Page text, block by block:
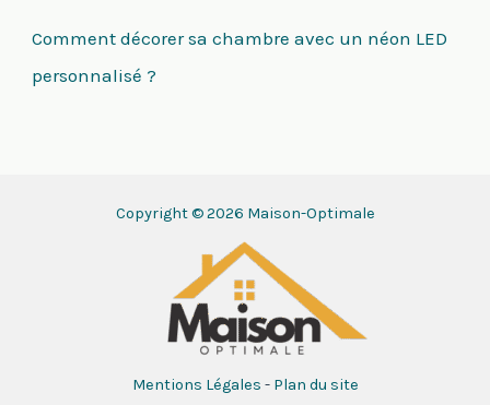
Comment décorer sa chambre avec un néon LED
personnalisé ?
Copyright © 2026 Maison-Optimale
Mentions Légales - Plan du site